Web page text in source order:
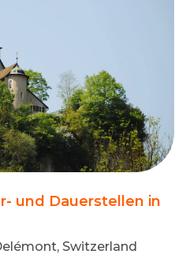
und Dauerstellen in
Switzerland